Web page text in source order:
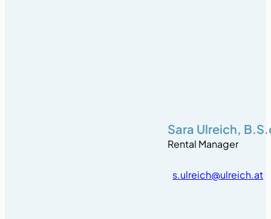
Sara Ulreich,
Rental Manager
s.ulreich@ulreich.at